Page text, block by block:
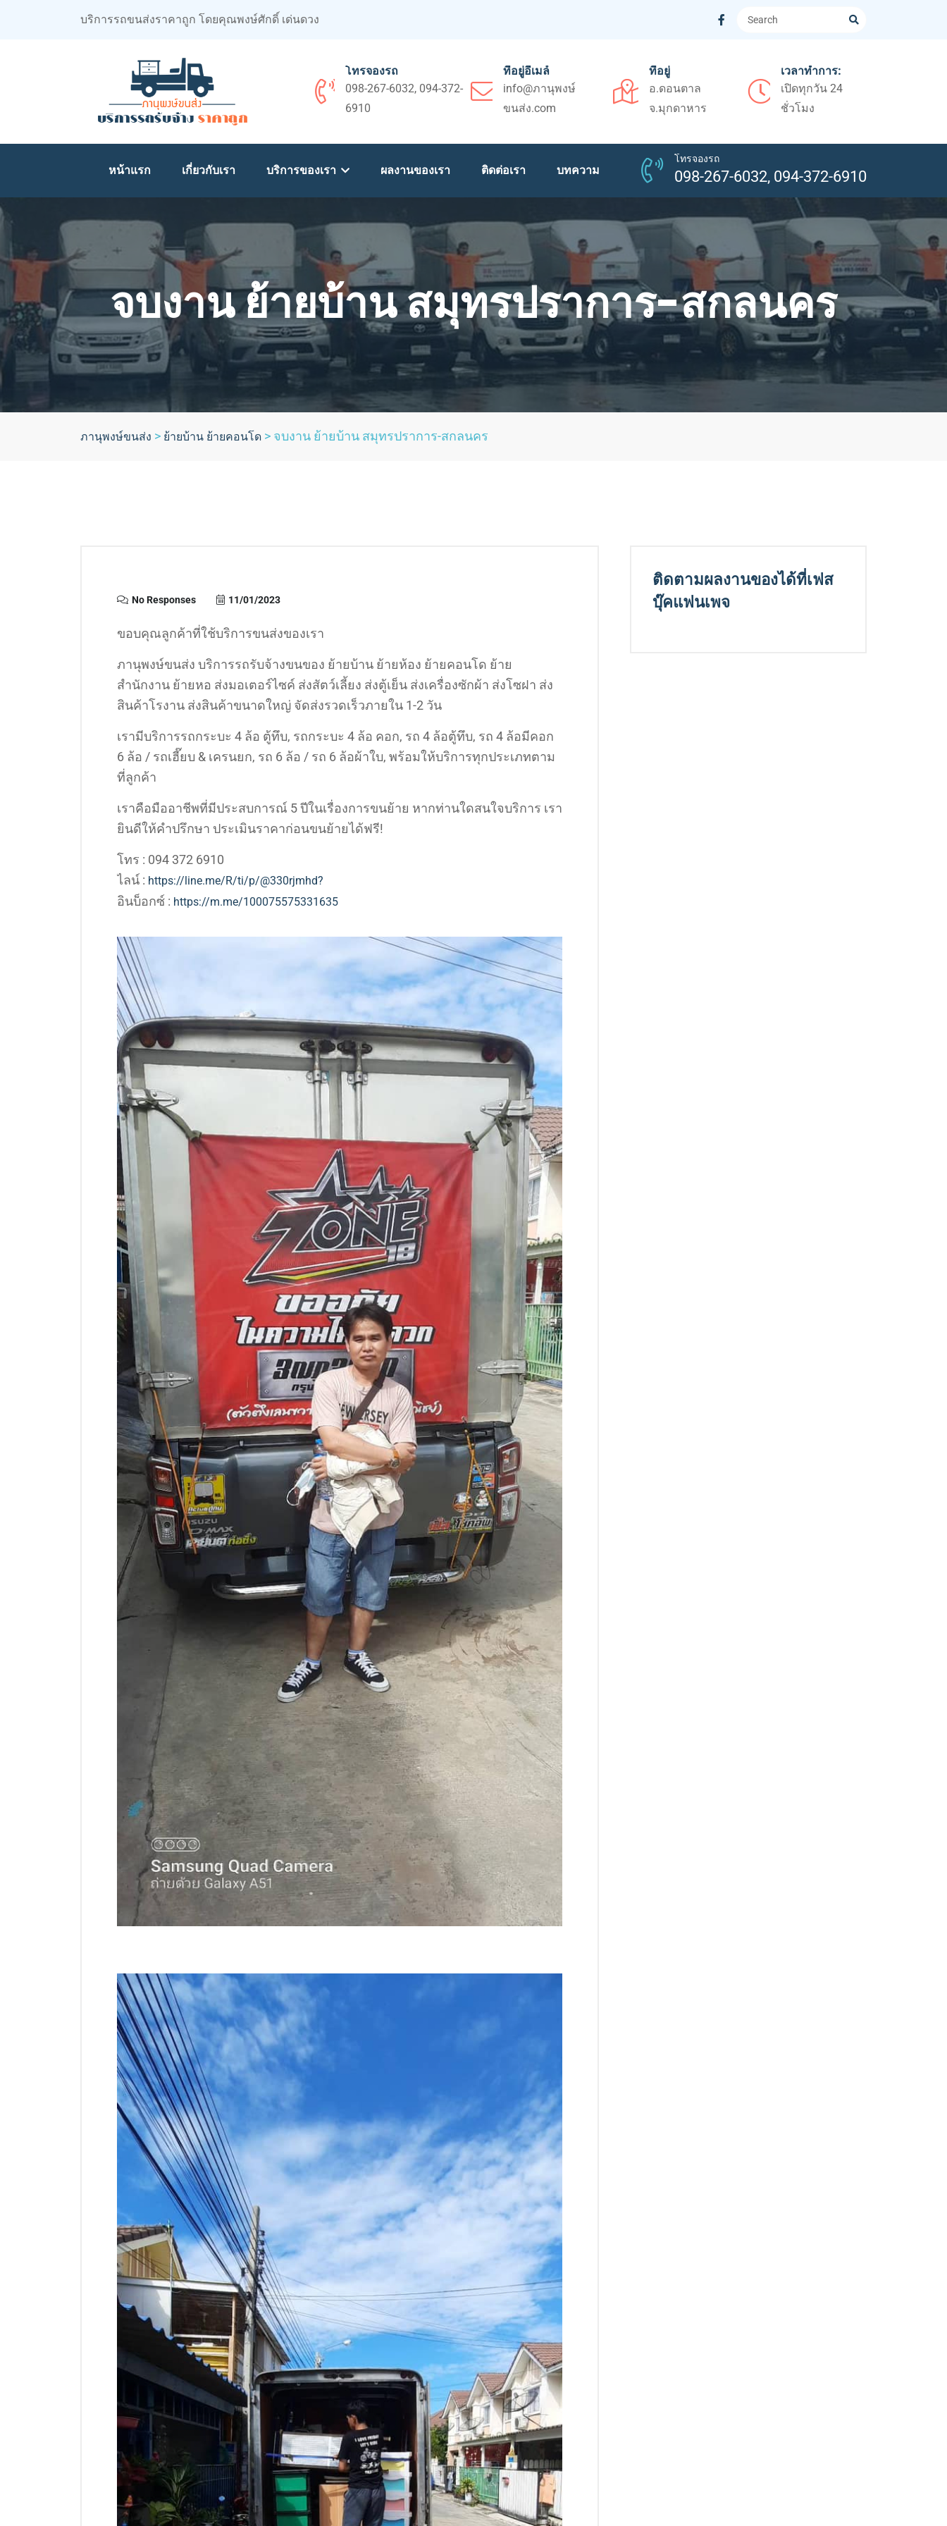
บริการรถขนส่งราคาถูก โดยคุณพงษ์ศักดิ์ เด่นดวง
โทรจองรถ
098-267-6032, 094-372-
6910
ที่อยู่อีเมล์
info@ภานุพงษ์
ขนส่ง.com
ที่อยู่
อ.ดอนตาล
จ.มุกดาหาร
เวลาทำการ:
เปิดทุกวัน 24
ชั่วโมง
หน้าแรก เกี่ยวกับเรา บริการของเรา ผลงานของเรา ติดต่อเรา บทความ
โทรจองรถ
098-267-6032, 094-372-6910
จบงาน ย้ายบ้าน สมุทรปราการ-สกลนคร
ภานุพงษ์ขนส่ง > ย้ายบ้าน ย้ายคอนโด > จบงาน ย้ายบ้าน สมุทรปราการ-สกลนคร
No Responses 11/01/2023
ขอบคุณลูกค้าที่ใช้บริการขนส่งของเรา
ภานุพงษ์ขนส่ง บริการรถรับจ้างขนของ ย้ายบ้าน ย้ายห้อง ย้ายคอนโด ย้าย
สำนักงาน ย้ายหอ ส่งมอเตอร์ไซค์ ส่งสัตว์เลี้ยง ส่งตู้เย็น ส่งเครื่องซักผ้า ส่งโซฝา ส่ง
สินค้าโรงาน ส่งสินค้าขนาดใหญ่ จัดส่งรวดเร็วภายใน 1-2 วัน
เรามีบริการรถกระบะ 4 ล้อ ตู้ทึบ, รถกระบะ 4 ล้อ คอก, รถ 4 ล้อตู้ทึบ, รถ 4 ล้อมีคอก
6 ล้อ / รถเฮี๊ยบ & เครนยก, รถ 6 ล้อ / รถ 6 ล้อผ้าใบ, พร้อมให้บริการทุกประเภทตาม
ที่ลูกค้า
เราคือมืออาชีพที่มีประสบการณ์ 5 ปีในเรื่องการขนย้าย หากท่านใดสนใจบริการ เรา
ยินดีให้คำปรึกษา ประเมินราคาก่อนขนย้ายได้ฟรี!
โทร : 094 372 6910
ไลน์ : https://line.me/R/ti/p/@330rjmhd?
อินบ็อกซ์ : https://m.me/100075575331635
ติดตามผลงานของได้ที่เฟส
บุ๊คแฟนเพจ